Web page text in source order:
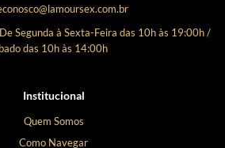
Institucional
Quem Somos
Como Navegar
Segunda à Sexta-Feira das 10h às 19:00h /
das 10h às 14:00h